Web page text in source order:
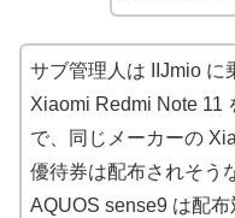
サブ管理人は IIJmio に
Xiaomi Redmi Note 11
で、同じメーカーの
優待券は配布されそう
AQUOS sense9 は配布